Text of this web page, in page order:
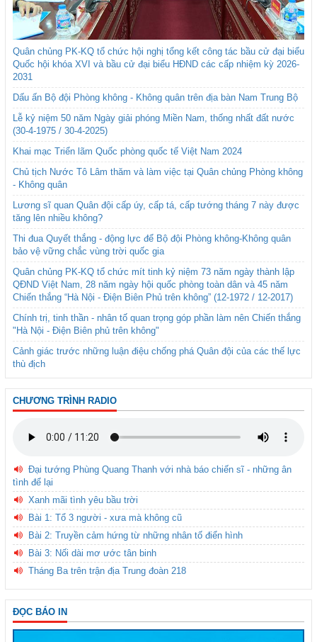
Quân chủng PK-KQ tổ chức hội nghị tổng kết công tác bầu cử đại biểu
Quốc hội khóa XVI và bầu cử đại biểu HĐND các cấp nhiệm kỳ 2026-
2031
Dấu ấn Bộ đội Phòng không - Không quân trên địa bàn Nam Trung Bộ
Lễ kỷ niệm 50 năm Ngày giải phóng Miền Nam, thống nhất đất nước
(30-4-1975 / 30-4-2025)
Khai mạc Triển lãm Quốc phòng quốc tế Việt Nam 2024
Chủ tịch Nước Tô Lâm thăm và làm việc tại Quân chủng Phòng không
- Không quân
Lương sĩ quan Quân đội cấp úy, cấp tá, cấp tướng tháng 7 này được
tăng lên nhiều không?
Thi đua Quyết thắng - động lực để Bộ đội Phòng không-Không quân
bảo vệ vững chắc vùng trời quốc gia
Quân chủng PK-KQ tổ chức mít tinh kỷ niệm 73 năm ngày thành lập
QĐND Việt Nam, 28 năm ngày hội quốc phòng toàn dân và 45 năm
Chiến thắng “Hà Nội - Điện Biên Phủ trên không” (12-1972 / 12-2017)
Chính trị, tinh thần - nhân tố quan trọng góp phần làm nên Chiến thắng
"Hà Nội - Điện Biên phủ trên không"
Cảnh giác trước những luận điệu chống phá Quân đội của các thế lực
thù địch
CHƯƠNG TRÌNH RADIO
Đại tướng Phùng Quang Thanh với nhà báo chiến sĩ - những ân
tình để lại
Xanh mãi tình yêu bầu trời
Bài 1: Tổ 3 người - xưa mà không cũ
Bài 2: Truyền cảm hứng từ những nhân tố điển hình
Bài 3: Nối dài mơ ước tân binh
Tháng Ba trên trận địa Trung đoàn 218
ĐỌC BÁO IN